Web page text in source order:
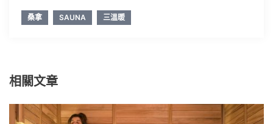
桑拿 SAUNA 三溫暖
相關文章